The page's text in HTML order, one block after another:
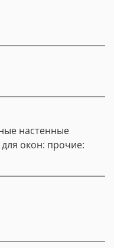
настенные
окон: прочие: